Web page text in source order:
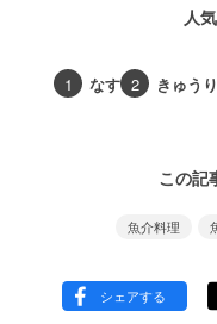
人
1 なす 2 きゅうり
この記
魚介料理